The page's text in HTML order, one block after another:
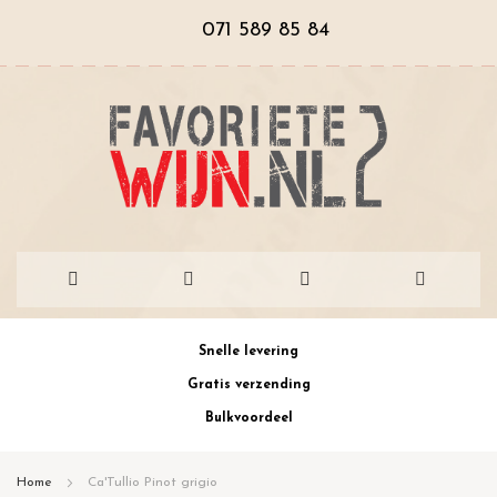
071 589 85 84
Snelle levering
Gratis verzending
Bulkvoordeel
Home Ca'Tullio Pinot grigio